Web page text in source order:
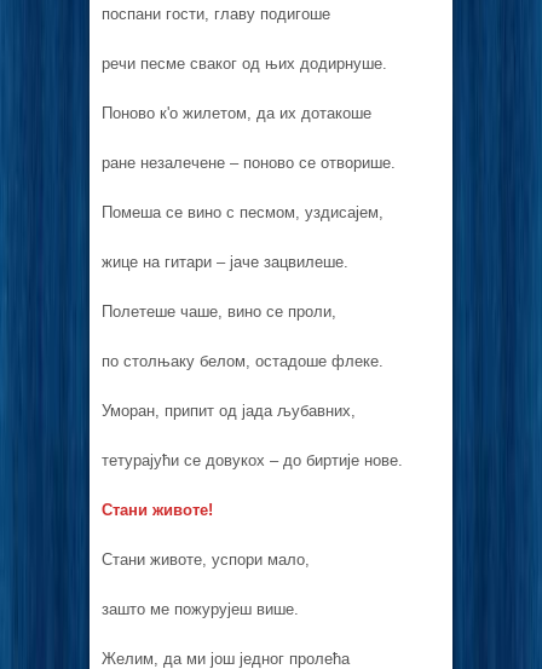
поспани гости, главу подигоше
речи песме сваког од њих додирнуше.
Поново к'о жилетом, да их дотакоше
ране незалечене – поново се отворише.
Помеша се вино с песмом, уздисајем,
жице на гитари – јаче зацвилеше.
Полетеше чаше, вино се проли,
по столњаку белом, остадоше флеке.
Уморан, припит од јада љубавних,
тетурајући се довукох – до биртије нове.
Стани животе!
Стани животе, успори мало,
зашто ме пожурујеш више.
Желим, да ми још једног пролећа